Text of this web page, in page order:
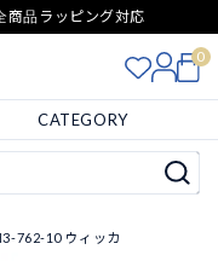
商品ラッピング対応
0
CATEGORY
762-10 ウィッカ